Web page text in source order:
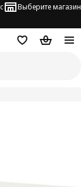
Выберите магазин
ВойтиСписокКорзина